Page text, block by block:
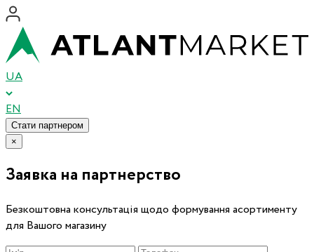
UA
EN
Стати партнером
×
Заявка на партнерство
Безкоштовна консультація щодо формування асортименту
для Вашого магазину